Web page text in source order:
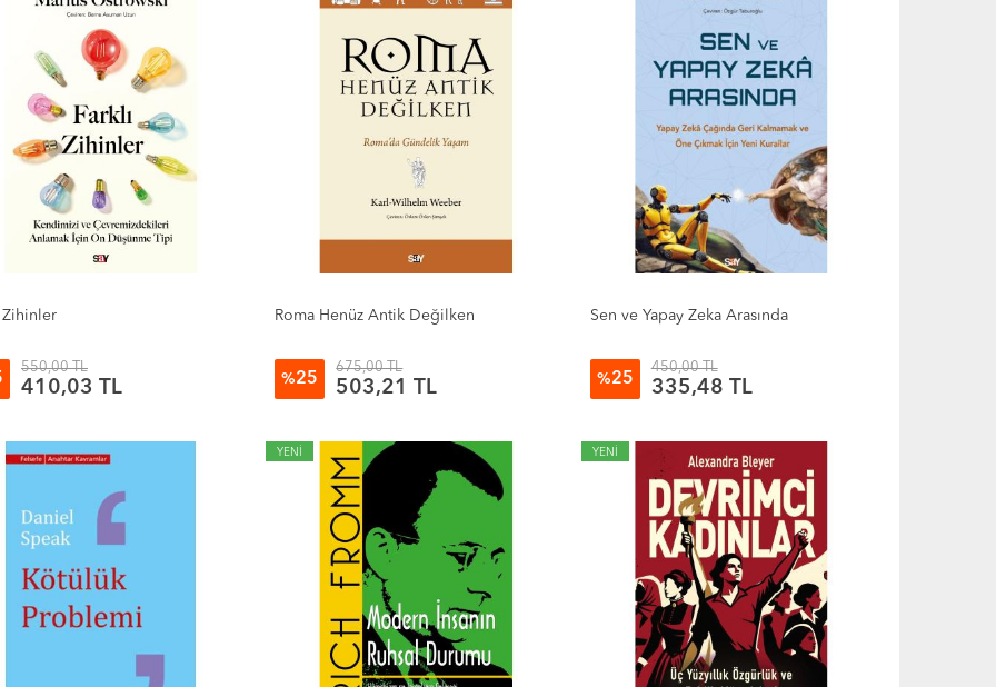
Zihinler
550,00 TL
410,03 TL
Roma Henüz Antik Değilken
%25
675,00 TL
503,21 TL
Sen ve Yapay Zeka Arasında
%25
450,00 TL
335,48 TL
YENİ YENİ